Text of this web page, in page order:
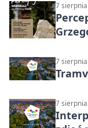
7
7
7